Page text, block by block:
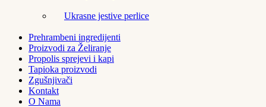
Ukrasne jestive perlice
Prehrambeni ingredijenti
Proizvodi za Želiranje
Propolis sprejevi i kapi
Tapioka proizvodi
Zgušnjivači
Kontakt
O Nama